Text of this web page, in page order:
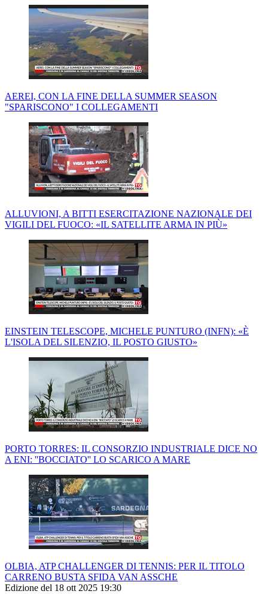
AEREI, CON LA FINE DELLA SUMMER SEASON
"SPARISCONO" I COLLEGAMENTI
ALLUVIONI, A BITTI ESERCITAZIONE NAZIONALE DEI
VIGILI DEL FUOCO: «IL SATELLITE ARMA IN PIÙ»
EINSTEIN TELESCOPE, MICHELE PUNTURO (INFN): «È
L'ISOLA DEL SILENZIO, IL POSTO GIUSTO»
PORTO TORRES: IL CONSORZIO INDUSTRIALE DICE NO
A ENI: ''BOCCIATO'' LO SCARICO A MARE
OLBIA, ATP CHALLENGER DI TENNIS: PER IL TITOLO
CARRENO BUSTA SFIDA VAN ASSCHE
Edizione del 18 ott 2025 19:30